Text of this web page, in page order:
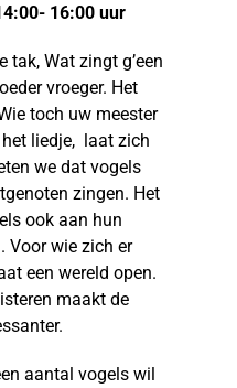
16:00 uur
tak, Wat zingt g’een
vroeger. Het
toch uw meester
het liedje, laat zich
we dat vogels
zingen. Het
ook aan hun
Voor wie zich er
een wereld open.
maakt de
aantal vogels wil